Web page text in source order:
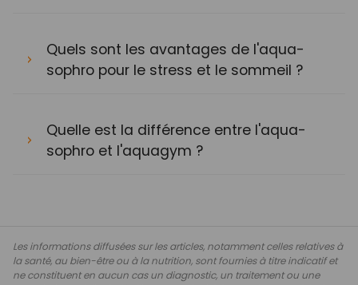
Quels sont les avantages de l'aqua-
sophro pour le stress et le sommeil ?
Quelle est la différence entre l'aqua-
sophro et l'aquagym ?
Les informations diffusées sur les articles, notamment celles relatives à
la santé, au bien-être ou à la nutrition, sont fournies à titre indicatif et
ne constituent en aucun cas un diagnostic, un traitement ou une